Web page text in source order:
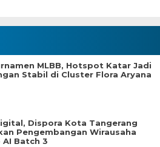
MLBB, Hotspot Katar Jadi
Stabil di Cluster Flora Aryana
Dispora Kota Tangerang
Pengembangan Wirausaha
AI Batch 3